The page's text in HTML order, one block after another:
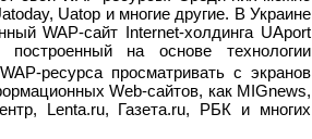
Uatop и многие другие. В Украине
WAP-сайт Internet-холдинга UAport
на основе технологии
ресурса просматривать с экранов
Web-сайтов, как MIGnews,
Lenta.ru, Газета.ru, РБК и многих